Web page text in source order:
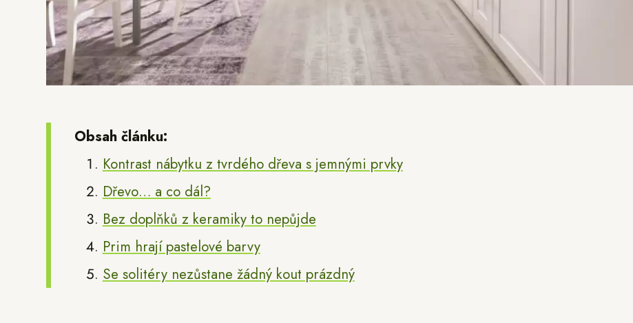
Obsah článku:
Kontrast nábytku z tvrdého dřeva s jemnými prvky
Dřevo… a co dál?
Bez doplňků z keramiky to nepůjde
Prim hrají pastelové barvy
Se solitéry nezůstane žádný kout prázdný